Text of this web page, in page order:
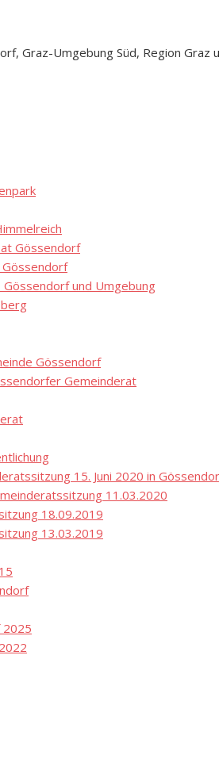
Graz-Umgebung Süd, Region Graz
Gössendorf
und Umgebung
Gössendorf
Gemeinderat
15. Juni 2020 in
11.03.2020
18.09.2019
13.03.2019
2025